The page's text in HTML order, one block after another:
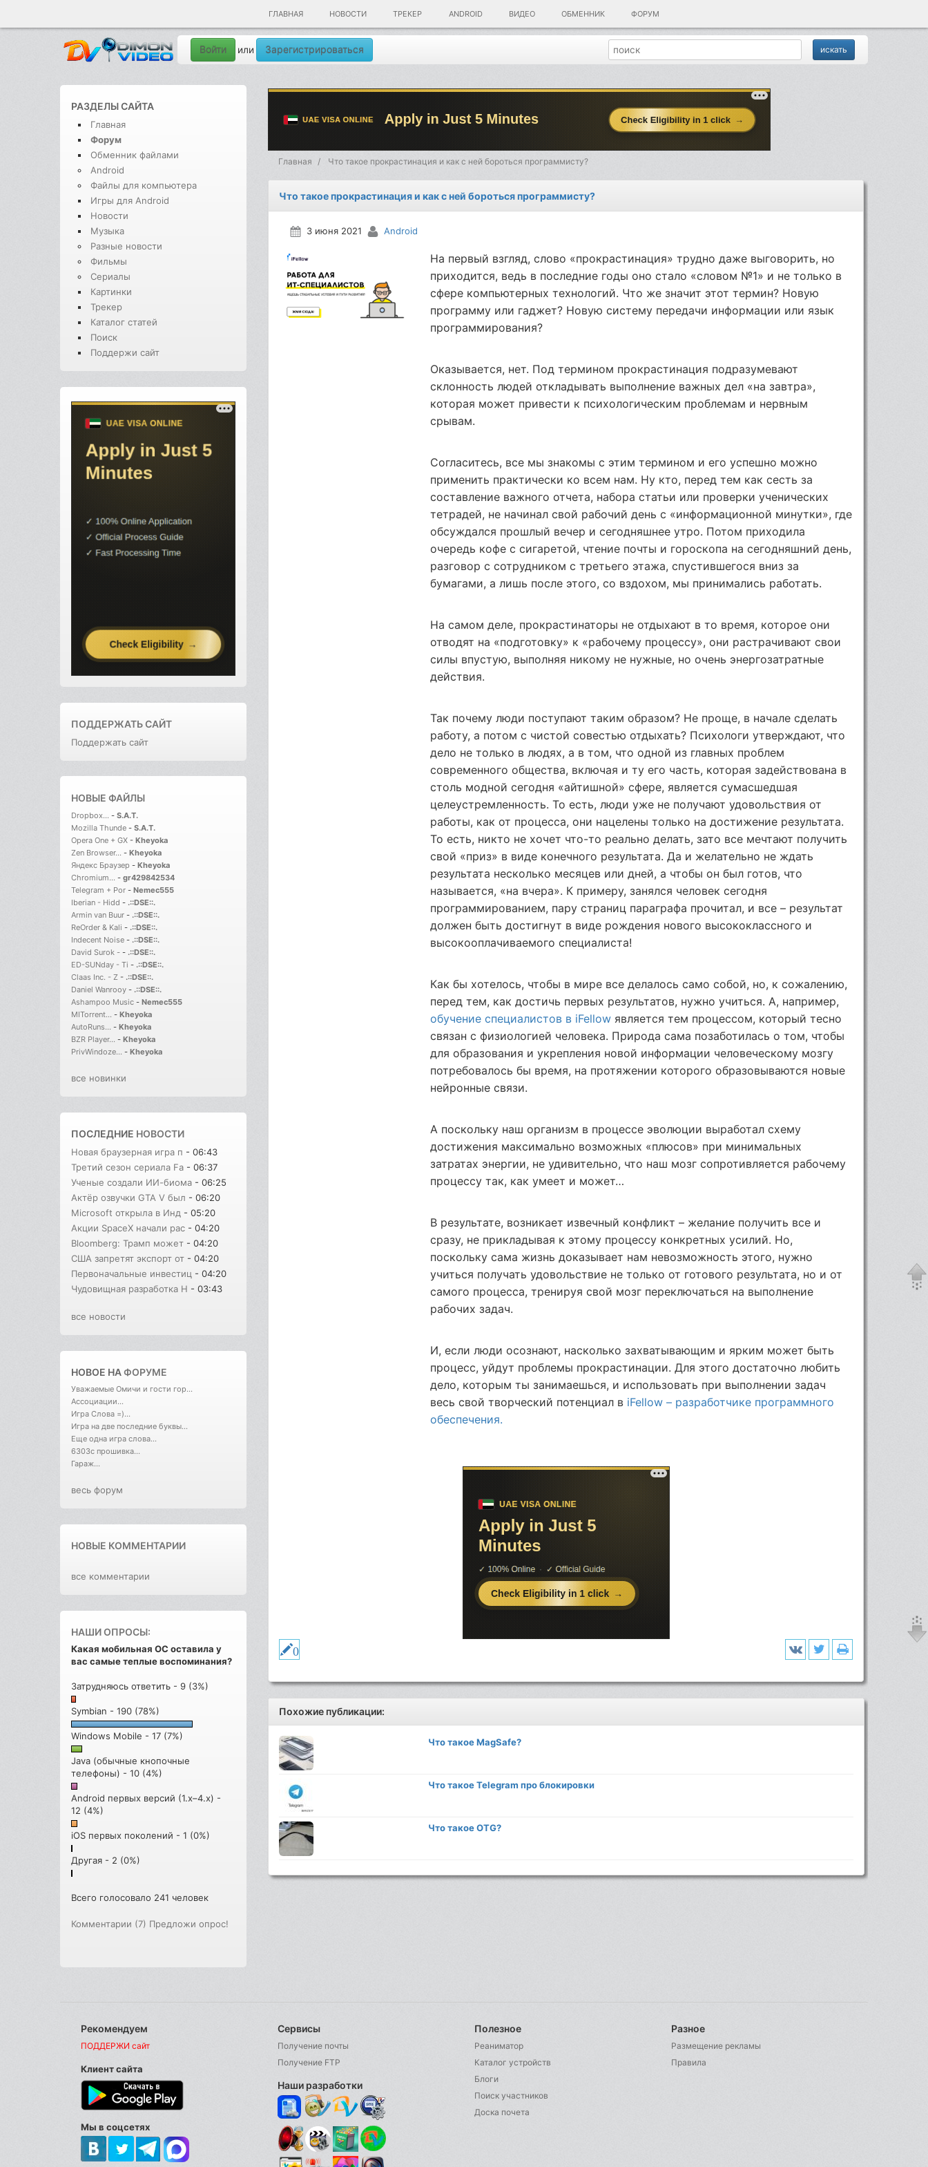
ГЛАВНАЯ НОВОСТИ ТРЕКЕР ANDROID ВИДЕО ОБМЕННИК ФОРУМ
Войти или Зарегистрироваться
РАЗДЕЛЫ САЙТА
Главная
Форум
Обменник файлами
Android
Файлы для компьютера
Игры для Android
Новости
Музыка
Разные новости
Фильмы
Сериалы
Картинки
Трекер
Каталог статей
Поиск
Поддержи сайт
ПОДДЕРЖАТЬ САЙТ
Поддержать сайт
НОВЫЕ ФАЙЛЫ
Dropbox... - S.A.T.
Mozilla Thunde - S.A.T.
Opera One + GX - Kheyoka
Zen Browser... - Kheyoka
Яндекс Браузер - Kheyoka
Chromium... - gr429842534
Telegram + Por - Nemec555
Iberian - Hidd - .::DSE::.
Armin van Buur - .::DSE::.
ReOrder & Kali - .::DSE::.
Indecent Noise - .::DSE::.
David Surok - - .::DSE::.
ED-SUNday - Ti - .::DSE::.
Claas Inc. - Z - .::DSE::.
Daniel Wanrooy - .::DSE::.
Ashampoo Music - Nemec555
MITorrent... - Kheyoka
AutoRuns... - Kheyoka
BZR Player... - Kheyoka
PrivWindoze... - Kheyoka
все новинки
ПОСЛЕДНИЕ НОВОСТИ
Новая браузерная игра п - 06:43
Третий сезон сериала Fa - 06:37
Ученые создали ИИ-биома - 06:25
Актёр озвучки GTA V был - 06:20
Microsoft открыла в Инд - 05:20
Акции SpaceX начали рас - 04:20
Bloomberg: Трамп может - 04:20
США запретят экспорт от - 04:20
Первоначальные инвестиц - 04:20
Чудовищная разработка H - 03:43
все новости
НОВОЕ НАФОРУМЕ
Уважаемые Омичи и гости гор...
Ассоциации...
Игра Слова =)...
Игра на две последние буквы...
Еще одна игра слова...
6303с прошивка...
Гараж...
весь форум
НОВЫЕ КОММЕНТАРИИ
все комментарии
НАШИ ОПРОСЫ:
Какая мобильная ОС оставила у
вас самые теплые воспоминания?
Затрудняюсь ответить - 9 (3%)
Symbian - 190 (78%)
Windows Mobile - 17 (7%)
Java (обычные кнопочные
телефоны) - 10 (4%)
Android первых версий (1.x–4.x) -
12 (4%)
iOS первых поколений - 1 (0%)
Другая - 2 (0%)
Всего голосовало 241 человек
Комментарии (7) Предложи опрос!
Главная Что такое прокрастинация и как с ней бороться программисту?
Что такое прокрастинация и как с ней бороться программисту?
3 июня 2021 Android
На первый взгляд, слово «прокрастинация» трудно даже выговорить, но
приходится, ведь в последние годы оно стало «словом №1» и не только в
сфере компьютерных технологий. Что же значит этот термин? Новую
программу или гаджет? Новую систему передачи информации или язык
программирования?
Оказывается, нет. Под термином прокрастинация подразумевают
склонность людей откладывать выполнение важных дел «на завтра»,
которая может привести к психологическим проблемам и нервным
срывам.
Согласитесь, все мы знакомы с этим термином и его успешно можно
применить практически ко всем нам. Ну кто, перед тем как сесть за
составление важного отчета, набора статьи или проверки ученических
тетрадей, не начинал свой рабочий день с «информационной минутки», где
обсуждался прошлый вечер и сегодняшнее утро. Потом приходила
очередь кофе с сигаретой, чтение почты и гороскопа на сегодняшний день,
разговор с сотрудником с третьего этажа, спустившегося вниз за
бумагами, а лишь после этого, со вздохом, мы принимались работать.
На самом деле, прокрастинаторы не отдыхают в то время, которое они
отводят на «подготовку» к «рабочему процессу», они растрачивают свои
силы впустую, выполняя никому не нужные, но очень энергозатратные
действия.
Так почему люди поступают таким образом? Не проще, в начале сделать
работу, а потом с чистой совестью отдыхать? Психологи утверждают, что
дело не только в людях, а в том, что одной из главных проблем
современного общества, включая и ту его часть, которая задействована в
столь модной сегодня «айтишной» сфере, является сумасшедшая
целеустремленность. То есть, люди уже не получают удовольствия от
работы, как от процесса, они нацелены только на достижение результата.
То есть, никто не хочет что-то реально делать, зато все мечтают получить
свой «приз» в виде конечного результата. Да и желательно не ждать
результата несколько месяцев или дней, а чтобы он был готов, что
называется, «на вчера». К примеру, занялся человек сегодня
программированием, пару страниц параграфа прочитал, и все – результат
должен быть достигнут в виде рождения нового высококлассного и
высокооплачиваемого специалиста!
Как бы хотелось, чтобы в мире все делалось само собой, но, к сожалению,
перед тем, как достичь первых результатов, нужно учиться. А, например,
обучение специалистов в iFellow является тем процессом, который тесно
связан с физиологией человека. Природа сама позаботилась о том, чтобы
для образования и укрепления новой информации человеческому мозгу
потребовалось бы время, на протяжении которого образовываются новые
нейронные связи.
А поскольку наш организм в процессе эволюции выработал схему
достижения максимально возможных «плюсов» при минимальных
затратах энергии, не удивительно, что наш мозг сопротивляется рабочему
процессу так, как умеет и может…
В результате, возникает извечный конфликт – желание получить все и
сразу, не прикладывая к этому процессу конкретных усилий. Но,
поскольку сама жизнь доказывает нам невозможность этого, нужно
учиться получать удовольствие не только от готового результата, но и от
самого процесса, тренируя свой мозг переключаться на выполнение
рабочих задач.
И, если люди осознают, насколько захватывающим и ярким может быть
процесс, уйдут проблемы прокрастинации. Для этого достаточно любить
дело, которым ты занимаешься, и использовать при выполнении задач
весь свой творческий потенциал в iFellow – разработчике программного
обеспечения.
0
Похожие публикации:
Что такое MagSafe?
Что такое Telegram про блокировки
Что такое OTG?
Рекомендуем
ПОДДЕРЖИ сайт
Клиент сайта
Мы в соцсетях
Сервисы
Получение почты
Получение FTP
Наши разработки
Полезное
Реаниматор
Каталог устройств
Блоги
Поиск участников
Доска почета
Разное
Размещение рекламы
Правила